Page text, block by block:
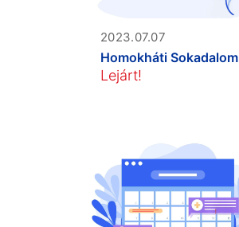
2023.07.07
Homokháti Sokadalom
Lejárt!